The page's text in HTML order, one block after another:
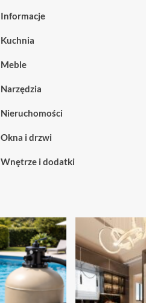
Informacje
Kuchnia
Meble
Narzędzia
Nieruchomości
Okna i drzwi
Wnętrze i dodatki